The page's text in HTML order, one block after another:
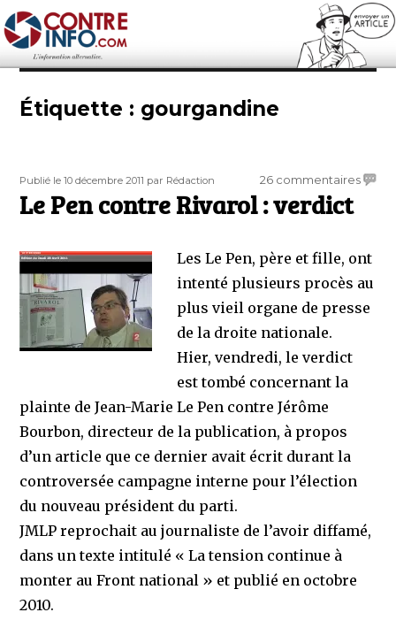
Contre-Info
Étiquette : gourgandine
Publié
le
Publié le 10 décembre 2011 Auteur
par Rédaction 26 commentairessur
Le Pen contre Rivarol : verdict
Les Le Pen, père et fille, ont
intenté plusieurs procès au
plus vieil organe de presse
de la droite nationale.
Hier, vendredi, le verdict
est tombé concernant la
plainte de Jean-Marie Le Pen contre Jérôme
Bourbon, directeur de la publication, à propos
d’un article que ce dernier avait écrit durant la
controversée campagne interne pour l’élection
du nouveau président du parti.
JMLP reprochait au journaliste de l’avoir diffamé,
dans un texte intitulé « La tension continue à
monter au Front national » et publié en octobre
2010.